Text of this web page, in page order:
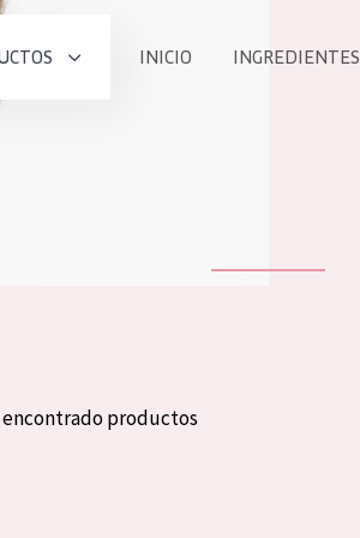
INICIO INGREDIENTES
encontrado productos